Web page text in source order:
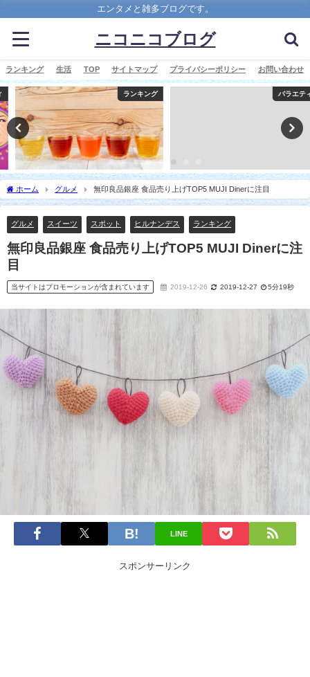
エンタメと雑多ブログです。
ニコニコブログ
ランキング 生活 TOP サイトマップ プライバシーポリシー お問い合わせ
ランキング バラエティ
ホーム グルメ 無印良品銀座 食品売り上げTOP5 MUJI Dinerに注目
グルメ スイーツ スポット ヒルナンデス ランキング
無印良品銀座 食品売り上げTOP5 MUJI Dinerに注
目
当サイトはプロモーションが含まれています 2019-12-26 2019-12-27 5分19秒
LINE
スポンサーリンク